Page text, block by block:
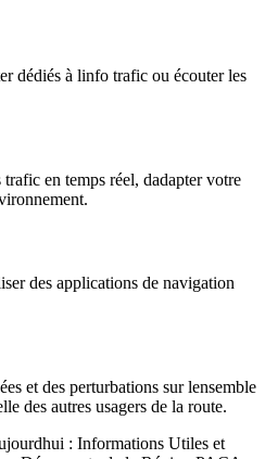
dédiés à linfo trafic ou écouter les
en temps réel, dadapter votre
des applications de navigation
et des perturbations sur lensemble
des autres usagers de la route.
: Informations Utiles et